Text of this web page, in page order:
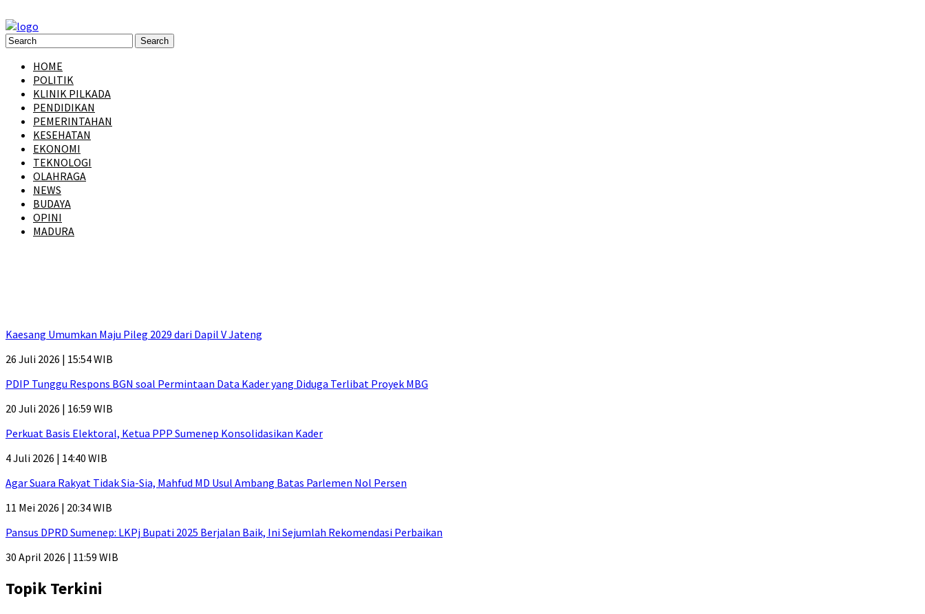
HOME
POLITIK
KLINIK PILKADA
PENDIDIKAN
PEMERINTAHAN
KESEHATAN
EKONOMI
TEKNOLOGI
OLAHRAGA
NEWS
BUDAYA
OPINI
MADURA
Kaesang Umumkan Maju Pileg 2029 dari Dapil V Jateng
26 Juli 2026 | 15:54 WIB
PDIP Tunggu Respons BGN soal Permintaan Data Kader yang Diduga Terlibat Proyek MBG
20 Juli 2026 | 16:59 WIB
Perkuat Basis Elektoral, Ketua PPP Sumenep Konsolidasikan Kader
4 Juli 2026 | 14:40 WIB
Agar Suara Rakyat Tidak Sia-Sia, Mahfud MD Usul Ambang Batas Parlemen Nol Persen
11 Mei 2026 | 20:34 WIB
Pansus DPRD Sumenep: LKPj Bupati 2025 Berjalan Baik, Ini Sejumlah Rekomendasi Perbaikan
30 April 2026 | 11:59 WIB
Topik Terkini